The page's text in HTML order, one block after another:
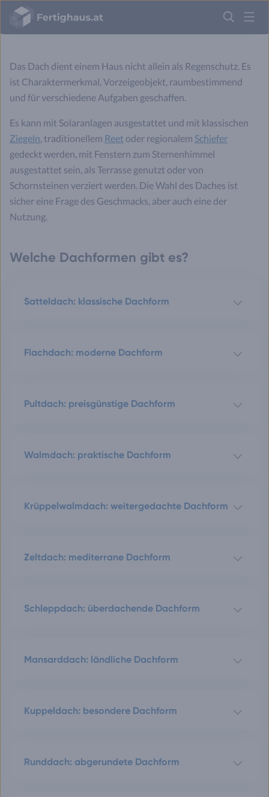
Fertighaus
Logo
Das Dach dient einem Haus nicht allein als Regenschutz. Es
ist Charaktermerkmal, Vorzeigeobjekt, raumbestimmend
und für verschiedene Aufgaben geschaffen.
Es kann mit Solaranlagen ausgestattet und mit klassischen
Ziegeln, traditionellem Reet oder regionalem Schiefer
gedeckt werden, mit Fenstern zum Sternenhimmel
ausgestattet sein, als Terrasse genutzt oder von
Schornsteinen verziert werden. Die Wahl des Daches ist
sicher eine Frage des Geschmacks, aber auch eine der
Nutzung.
Welche Dachformen gibt es?
Satteldach: klassische Dachform
Flachdach: moderne Dachform
Pultdach: preisgünstige Dachform
Walmdach: praktische Dachform
Krüppelwalmdach: weitergedachte Dachform
Zeltdach: mediterrane Dachform
Schleppdach: überdachende Dachform
Mansarddach: ländliche Dachform
Kuppeldach: besondere Dachform
Runddach: abgerundete Dachform